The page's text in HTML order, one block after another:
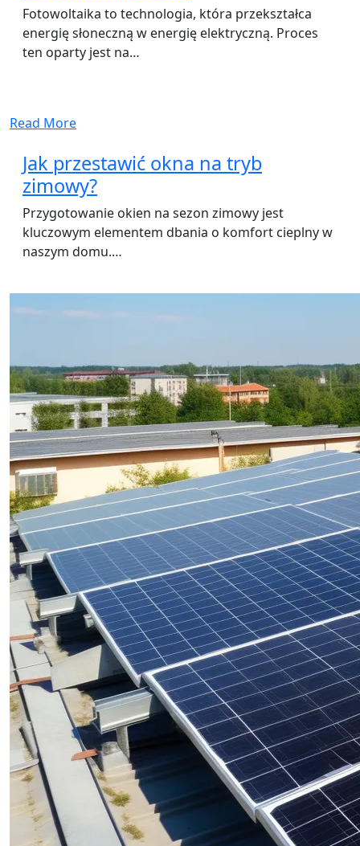
Fotowoltaika to technologia, która przekształca
energię słoneczną w energię elektryczną. Proces
ten oparty jest na…
Read More
Jak przestawić okna na tryb
zimowy?
Przygotowanie okien na sezon zimowy jest
kluczowym elementem dbania o komfort cieplny w
naszym domu.…